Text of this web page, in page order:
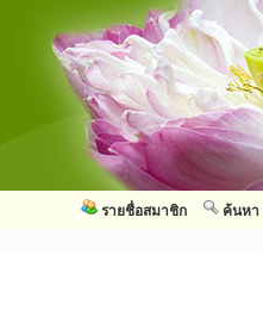
ค้นหา
รายชื่อสมาชิก